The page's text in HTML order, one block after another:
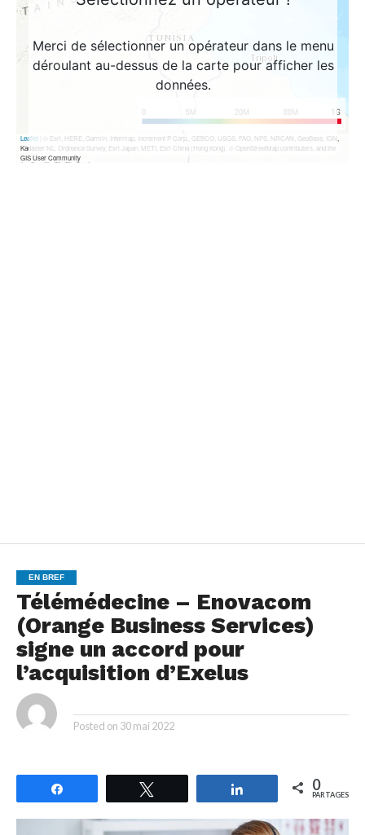
EN BREF
Télémédecine – Enovacom
(Orange Business Services)
signe un accord pour
l’acquisition d’Exelus
Posted on 30 mai 2022
Partagez 0
PARTAGES